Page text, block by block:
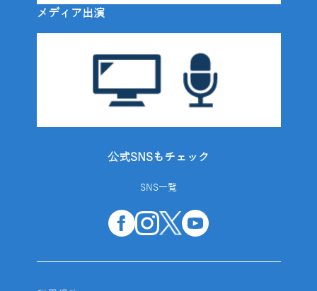
メディア出演
公式SNSもチェック
SNS一覧